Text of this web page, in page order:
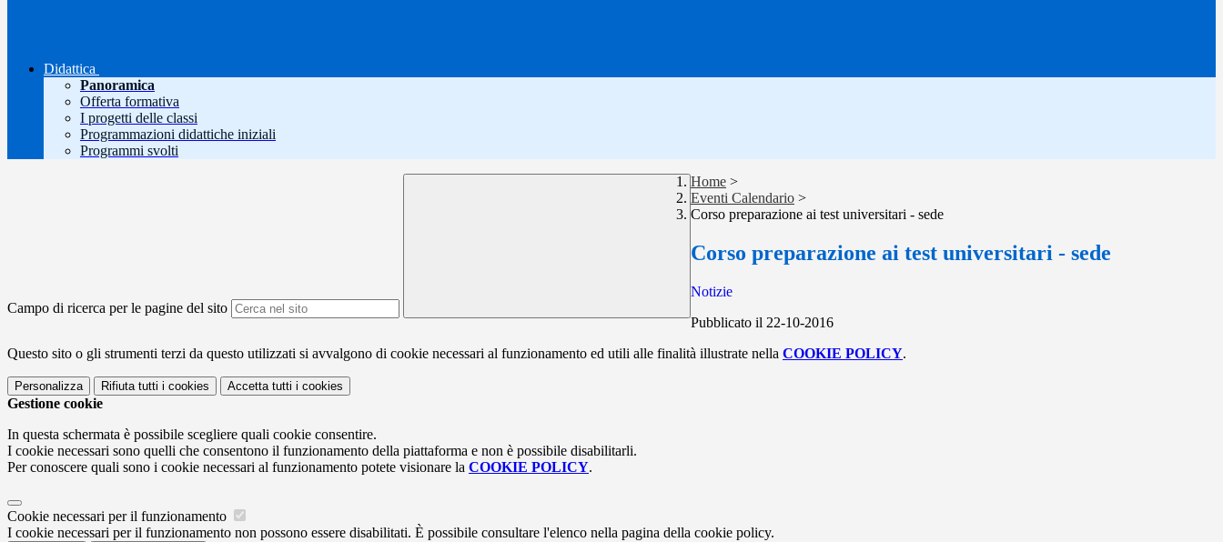
Didattica
Panoramica
Offerta formativa
I progetti delle classi
Programmazioni didattiche iniziali
Programmi svolti
Campo di ricerca per le pagine del sito
Home >
Eventi Calendario >
Corso preparazione ai test universitari - sede
Corso preparazione ai test universitari - sede
Notizie
Pubblicato il 22-10-2016
Questo sito o gli strumenti terzi da questo utilizzati si avvalgono di cookie necessari al funzionamento ed utili alle finalità illustrate nella COOKIE POLICY.
Personalizza Rifiuta tutti i cookies Accetta tutti i cookies
Gestione cookie
In questa schermata è possibile scegliere quali cookie consentire.
I cookie necessari sono quelli che consentono il funzionamento della piattaforma e non è possibile disabilitarli.
Per conoscere quali sono i cookie necessari al funzionamento potete visionare la COOKIE POLICY.
Cookie necessari per il funzionamento
I cookie necessari per il funzionamento non possono essere disabilitati. È possibile consultare l'elenco nella pagina della cookie policy.